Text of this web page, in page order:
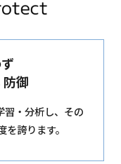
防御
習・分析し、その
誇ります。